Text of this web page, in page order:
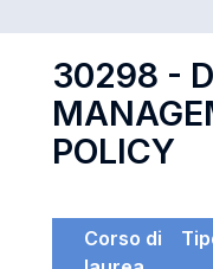
30298 -
POLICY
Corso di